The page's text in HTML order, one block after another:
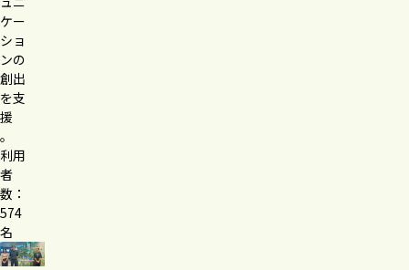
ケー
ショ
ンの
創出
を支
援
。
利用
者
数：
574
名